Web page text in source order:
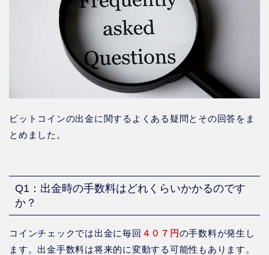
ビットコインの出金に関するよくある疑問とその回答をま
とめました。
Q1：出金時の手数料はどれくらいかかるのです
か？
コインチェックでは出金に毎回 ４０７円の手数料が発生し
ます。出金手数料は将来的に変動する可能性もあります。